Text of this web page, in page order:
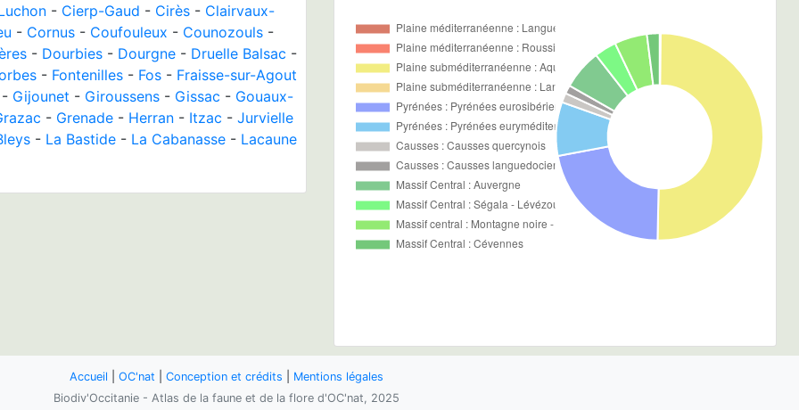
- Cierp-Gaud - Cirès - Clairvaux-
- Cornus - Coufouleux - Counozouls -
- Dourbies - Dourgne - Druelle Balsac -
- Fontenilles - Fos - Fraisse-sur-Agout
Gijounet - Giroussens - Gissac - Gouaux-
- Grenade - Herran - Itzac - Jurvielle
- La Bastide - La Cabanasse - Lacaune
Accueil OC'nat Conception et crédits
Mentions légales
Biodiv'Occitanie - Atlas de la faune et de la flore d'OC'nat, 2025